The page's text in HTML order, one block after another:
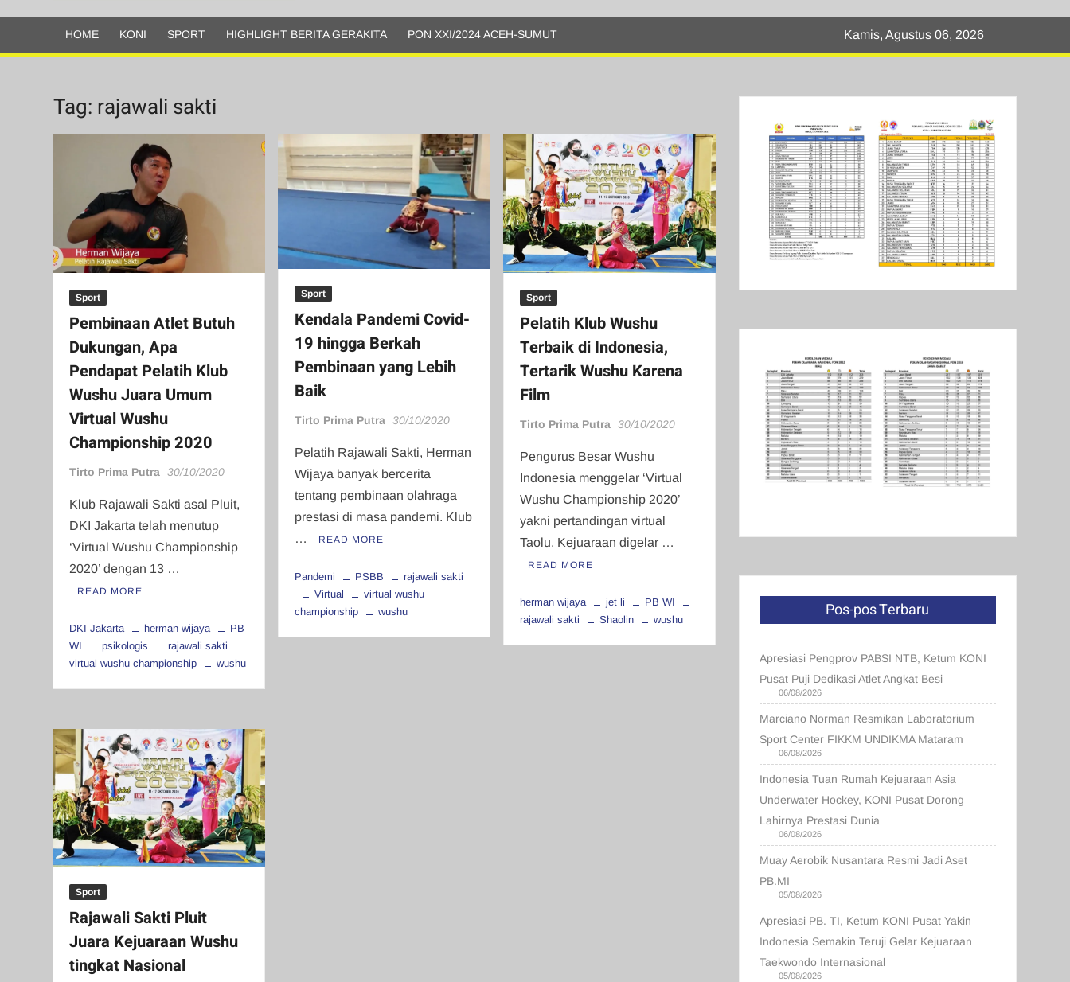
Olahraga
HOME KONI SPORT HIGHLIGHT BERITA GERAKITA PON XXI/2024 ACEH-SUMUT Kamis, Agustus 06, 2026
Tag: rajawali sakti
Sport
Pembinaan Atlet Butuh
Dukungan, Apa
Pendapat Pelatih Klub
Wushu Juara Umum
Virtual Wushu
Championship 2020
Tirto Prima Putra 30/10/2020
Klub Rajawali Sakti asal Pluit,
DKI Jakarta telah menutup
‘Virtual Wushu Championship
2020’ dengan 13 …
READ MORE
DKI Jakarta herman wijaya
PB
WI
psikologis
rajawali sakti
virtual wushu championship
wushu
Sport
Kendala Pandemi Covid-
19 hingga Berkah
Pembinaan yang Lebih
Baik
Tirto Prima Putra 30/10/2020
Pelatih Rajawali Sakti, Herman
Wijaya banyak bercerita
tentang pembinaan olahraga
prestasi di masa pandemi. Klub
…
READ MORE
Pandemi PSBB
rajawali sakti
Virtual
virtual wushu
championship
wushu
Sport
Pelatih Klub Wushu
Terbaik di Indonesia,
Tertarik Wushu Karena
Film
Tirto Prima Putra 30/10/2020
Pengurus Besar Wushu
Indonesia menggelar ‘Virtual
Wushu Championship 2020’
yakni pertandingan virtual
Taolu. Kejuaraan digelar …
READ MORE
herman wijaya jet li
PB WI
rajawali sakti
Shaolin wushu
Sport
Rajawali Sakti Pluit
Juara Kejuaraan Wushu
tingkat Nasional
Pos-pos Terbaru
Apresiasi Pengprov PABSI NTB, Ketum KONI
Pusat Puji Dedikasi Atlet Angkat Besi
06/08/2026
Marciano Norman Resmikan Laboratorium
Sport Center FIKKM UNDIKMA Mataram
06/08/2026
Indonesia Tuan Rumah Kejuaraan Asia
Underwater Hockey, KONI Pusat Dorong
Lahirnya Prestasi Dunia
06/08/2026
Muay Aerobik Nusantara Resmi Jadi Aset
PB.MI
05/08/2026
Apresiasi PB. TI, Ketum KONI Pusat Yakin
Indonesia Semakin Teruji Gelar Kejuaraan
Taekwondo Internasional
05/08/2026